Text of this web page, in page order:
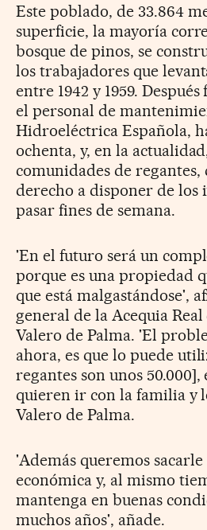
Este poblado, de 33.864
superficie, la mayoría
bosque de pinos, se
los trabajadores que
entre 1942 y 1959.
el personal de
Hidroeléctrica Española,
ochenta, y, en la
comunidades de regantes,
derecho a disponer de los
pasar fines de semana.
'En el futuro será un
porque es una propiedad
que está malgastándose',
general de la Acequia
Valero de Palma. 'El
ahora, es que lo puede
regantes son unos 50.000],
quieren ir con la familia y
Valero de Palma.
'Además queremos
económica y, al mismo
mantenga en buenas
muchos años', añade.